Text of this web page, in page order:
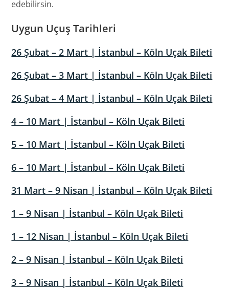
edebilirsin.
Uygun Uçuş Tarihleri
26 Şubat – 2 Mart | İstanbul – Köln Uçak Bileti
26 Şubat – 3 Mart | İstanbul – Köln Uçak Bileti
26 Şubat – 4 Mart | İstanbul – Köln Uçak Bileti
4 – 10 Mart | İstanbul – Köln Uçak Bileti
5 – 10 Mart | İstanbul – Köln Uçak Bileti
6 – 10 Mart | İstanbul – Köln Uçak Bileti
31 Mart – 9 Nisan | İstanbul – Köln Uçak Bileti
1 – 9 Nisan | İstanbul – Köln Uçak Bileti
1 – 12 Nisan | İstanbul – Köln Uçak Bileti
2 – 9 Nisan | İstanbul – Köln Uçak Bileti
3 – 9 Nisan | İstanbul – Köln Uçak Bileti